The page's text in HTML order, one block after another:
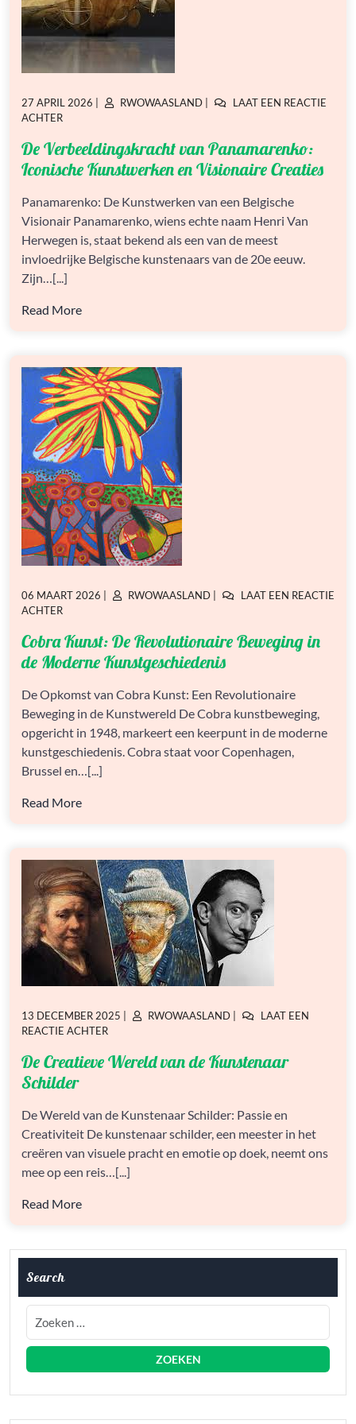
GEPLAATST
OP
27 APRIL 2026
GEPLAATST
RWOWAASLAND
LAAT EEN REACTIE
ACHTEROP
VERBEELDINGSKRACHT
VAN
PANAMARENKO:
KUNSTWERKEN
EN
VISIONAIRE
CREATIES
De Verbeeldingskracht van Panamarenko:
Iconische Kunstwerken en Visionaire Creaties
Panamarenko: De Kunstwerken van een Belgische
Visionair Panamarenko, wiens echte naam Henri Van
Herwegen is, staat bekend als een van de meest
invloedrijke Belgische kunstenaars van de 20e eeuw.
Zijn…[...]
Read More
GEPLAATST
OP
06 MAART 2026
GEPLAATST
RWOWAASLAND
LAAT EEN REACTIE
ACHTEROP
KUNST:
DE
REVOLUTIONAIRE
IN
DE
MODERNE
KUNSTGESCHIEDENIS
Cobra Kunst: De Revolutionaire Beweging in
de Moderne Kunstgeschiedenis
De Opkomst van Cobra Kunst: Een Revolutionaire
Beweging in de Kunstwereld De Cobra kunstbeweging,
opgericht in 1948, markeert een keerpunt in de moderne
kunstgeschiedenis. Cobra staat voor Copenhagen,
Brussel en…[...]
Read More
GEPLAATST
OP
13 DECEMBER 2025
GEPLAATST
RWOWAASLAND
LAAT EEN
REACTIE ACHTEROP
CREATIEVE
KUNSTENAAR
SCHILDER
De Creatieve Wereld van de Kunstenaar
Schilder
De Wereld van de Kunstenaar Schilder: Passie en
Creativiteit De kunstenaar schilder, een meester in het
creëren van visuele pracht en emotie op doek, neemt ons
mee op een reis…[...]
Read More
Search